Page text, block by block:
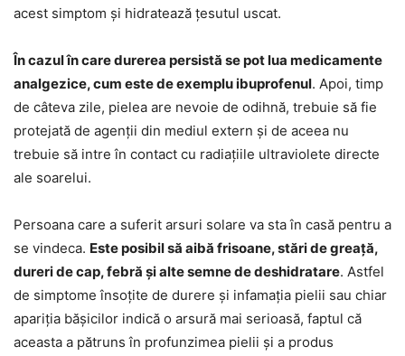
acest simptom și hidratează țesutul uscat.
În cazul în care durerea persistă se pot lua medicamente
analgezice, cum este de exemplu ibuprofenul. Apoi, timp
de câteva zile, pielea are nevoie de odihnă, trebuie să fie
protejată de agenții din mediul extern și de aceea nu
trebuie să intre în contact cu radiațiile ultraviolete directe
ale soarelui.
Persoana care a suferit arsuri solare va sta în casă pentru a
se vindeca. Este posibil să aibă frisoane, stări de greață,
dureri de cap, febră și alte semne de deshidratare. Astfel
de simptome însoțite de durere și infamația pielii sau chiar
apariția bășicilor indică o arsură mai serioasă, faptul că
aceasta a pătruns în profunzimea pielii și a produs